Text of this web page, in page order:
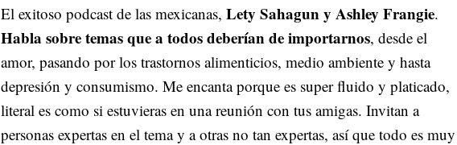
El exitoso podcast de las mexicanas, Lety Sahagun y Ashley Frangie.
Habla sobre temas que a todos deberían de importarnos, desde el
amor, pasando por los trastornos alimenticios, medio ambiente y hasta
depresión y consumismo. Me encanta porque es super fluido y platicado,
literal es como si estuvieras en una reunión con tus amigas. Invitan a
personas expertas en el tema y a otras no tan expertas, así que todo es muy